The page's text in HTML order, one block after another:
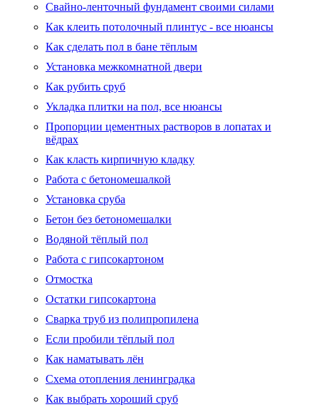
Свайно-ленточный фундамент своими силами
Как клеить потолочный плинтус - все нюансы
Как сделать пол в бане тёплым
Установка межкомнатной двери
Как рубить сруб
Укладка плитки на пол, все нюансы
Пропорции цементных растворов в лопатах и
вёдрах
Как класть кирпичную кладку
Работа с бетономешалкой
Установка сруба
Бетон без бетономешалки
Водяной тёплый пол
Работа с гипсокартоном
Отмостка
Остатки гипсокартона
Сварка труб из полипропилена
Если пробили тёплый пол
Как наматывать лён
Схема отопления ленинградка
Как выбрать хороший сруб